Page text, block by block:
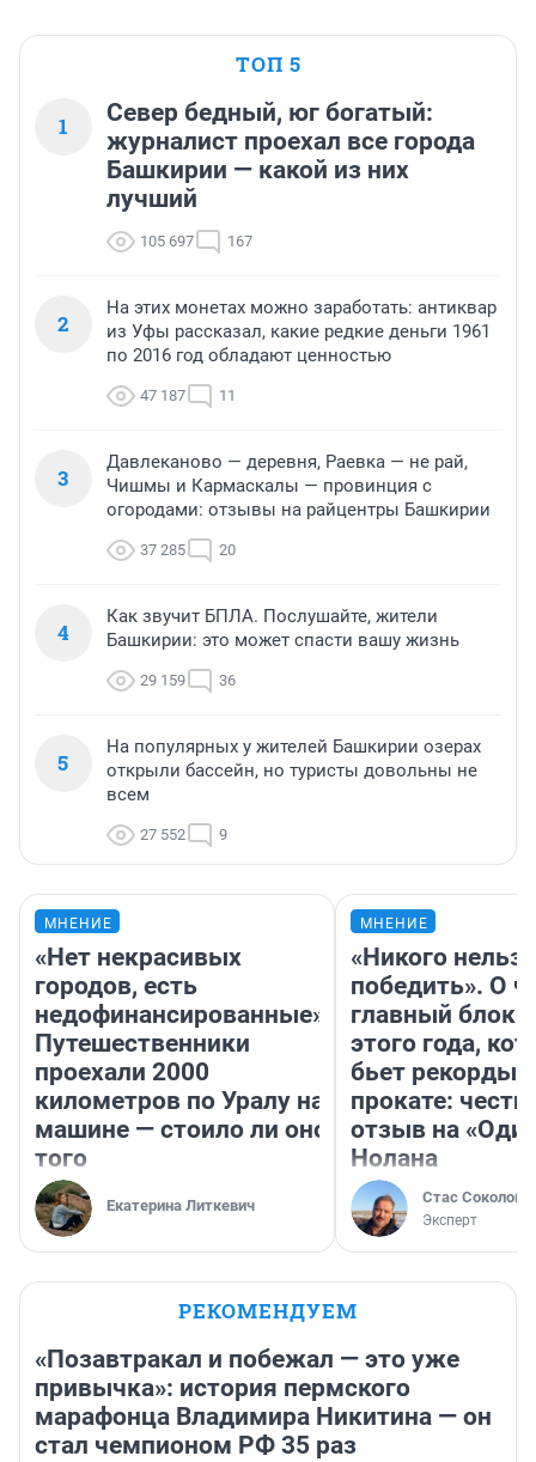
ТОП 5
1
Север бедный, юг богатый:
журналист проехал все города
Башкирии — какой из них
лучший
105 697 167
2
На этих монетах можно заработать: антиквар
из Уфы рассказал, какие редкие деньги 1961
по 2016 год обладают ценностью
47 187 11
3
Давлеканово — деревня, Раевка — не рай,
Чишмы и Кармаскалы — провинция с
огородами: отзывы на райцентры Башкирии
37 285 20
4
Как звучит БПЛА. Послушайте, жители
Башкирии: это может спасти вашу жизнь
29 159 36
5
На популярных у жителей Башкирии озерах
открыли бассейн, но туристы довольны не
всем
27 552 9
МНЕНИЕ
«Нет некрасивых
городов, есть
недофинансированные».
Путешественники
проехали 2000
километров по Уралу на
машине — стоило ли оно
того
Екатерина Литкевич
МНЕНИЕ
«Никого нельзя
победить». О
главный
этого года,
бьет рекорды в
прокате:
отзыв на
Нолана
Стас Соколов
Эксперт
РЕКОМЕНДУЕМ
«Позавтракал и побежал — это уже
привычка»: история пермского
марафонца Владимира Никитина — он
стал чемпионом РФ 35 раз